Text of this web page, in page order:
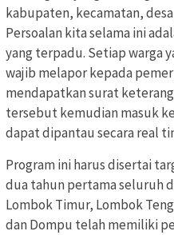
kabupaten, kecamatan,
Persoalan kita selama ini
yang terpadu. Setiap warga
wajib melapor kepada
mendapatkan surat
tersebut kemudian masuk
dapat dipantau secara real
Program ini harus disertai
dua tahun pertama seluruh
Lombok Timur, Lombok
dan Dompu telah memiliki